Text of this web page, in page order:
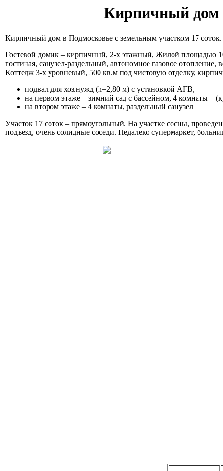
Кирпичный дом
Кирпичный дом в Подмосковье с земельным участком 17
Гостевой домик – кирпичный, 2-х этажный, Жилой площадью
гостиная, санузел-раздельный, автономное газовое
Коттедж 3-х уровневый, 500 кв.м под чистовую отделку,
подвал для хоз.нужд (h=2,80 м) с установкой АГВ,
на первом этаже – зимний сад с бассейном, 4 комнаты –
на втором этаже – 4 комнаты, раздельный санузел
Участок 17 соток – прямоугольный. На участке сосны,
подъезд, очень солидные соседи. Недалеко супермаркет,